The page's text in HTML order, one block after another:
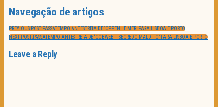
Navegação de artigos
PREVIOUS POST:PASSATEMPO ANTESTREIA DE ‘OPPENHEIMER’ PARA LISBOA E PORTO
NEXT POST:PASSATEMPO ANTESTREIA DE ‘COBWEB – SEGREDO MALDITO’ PARA LISBOA E PORTO
Leave a Reply